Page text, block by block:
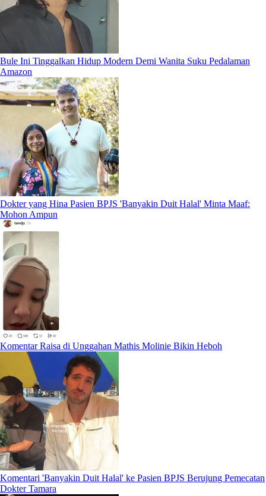
Bule Ini Tinggalkan Hidup Modern Demi Wanita Suku Pedalaman
Amazon
Dokter yang Hina Pasien BPJS 'Banyakin Duit Halal' Minta Maaf:
Mohon Ampun
Komentar Raisa di Unggahan Mathis Molinie Bikin Heboh
Komentari 'Banyakin Duit Halal' ke Pasien BPJS Berujung Pemecatan
Dokter Tamara